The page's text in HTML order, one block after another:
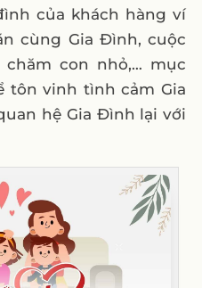
của khách hàng ví
cùng Gia Đình, cuộc
con nhỏ,… mục
tôn vinh tình cảm Gia
hệ Gia Đình lại với